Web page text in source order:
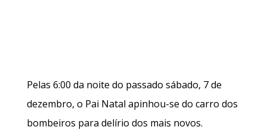
Pelas 6:00 da noite do passado sábado, 7 de
dezembro, o Pai Natal apinhou-se do carro dos
bombeiros para delírio dos mais novos.